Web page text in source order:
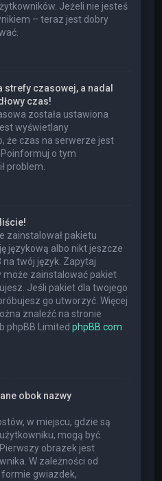
Jeżeli nie jesteś
– teraz jest dobry
strefy czasowej, a nadal
czas!
została ustawiona
wyświetlany
że czas na serwerze jest
o tym
problem.
zainstalował pakietu
językową albo nikt jeszcze
na twój język. Zapytaj
zainstalować pakiet
Jeśli pakiet dla twojego
go utworzyć. Więcej
znaleźć na stronie
phpBB LimitedphpBB.com
obok nazwy
w miejscu, gdzie są
mogą być
obrazek jest
W zależności od
gwiazdek,